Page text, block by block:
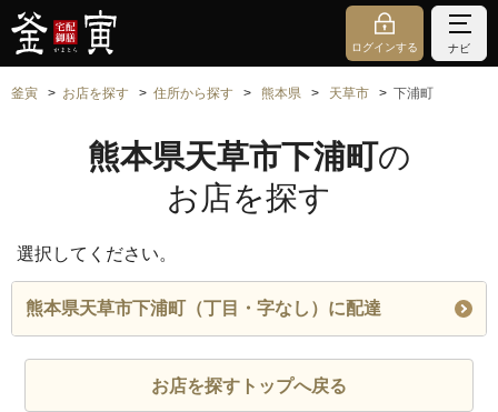
ログインする ナビ
釜寅 お店を探す 住所から探す 熊本県 天草市 下浦町
熊本県天草市下浦町の
お店を探す
選択してください。
熊本県天草市下浦町（丁目・字なし）に配達
お店を探すトップへ戻る